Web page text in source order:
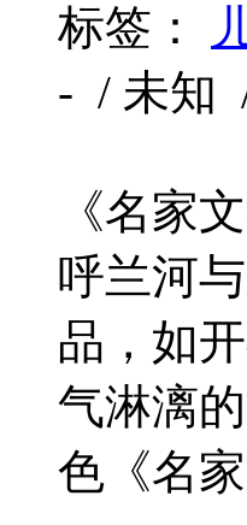
标签：
- / 未知
《名家
呼兰河
品，如
气淋漓
色《名